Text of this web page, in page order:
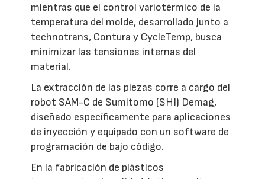
mientras que el control variotérmico de la
temperatura del molde, desarrollado junto a
technotrans, Contura y CycleTemp, busca
minimizar las tensiones internas del
material.
La extracción de las piezas corre a cargo del
robot SAM-C de Sumitomo (SHI) Demag,
diseñado específicamente para aplicaciones
de inyección y equipado con un software de
programación de bajo código.
En la fabricación de plásticos